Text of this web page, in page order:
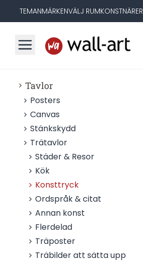
TEMANMÄRKENVÄLJ RUMKONSTNÄRER
Tavlor
Posters
Canvas
Stänkskydd
Trätavlor
Städer & Resor
Kök
Konsttryck
Ordspråk & citat
Annan konst
Flerdelad
Träposter
Träbilder att sätta upp